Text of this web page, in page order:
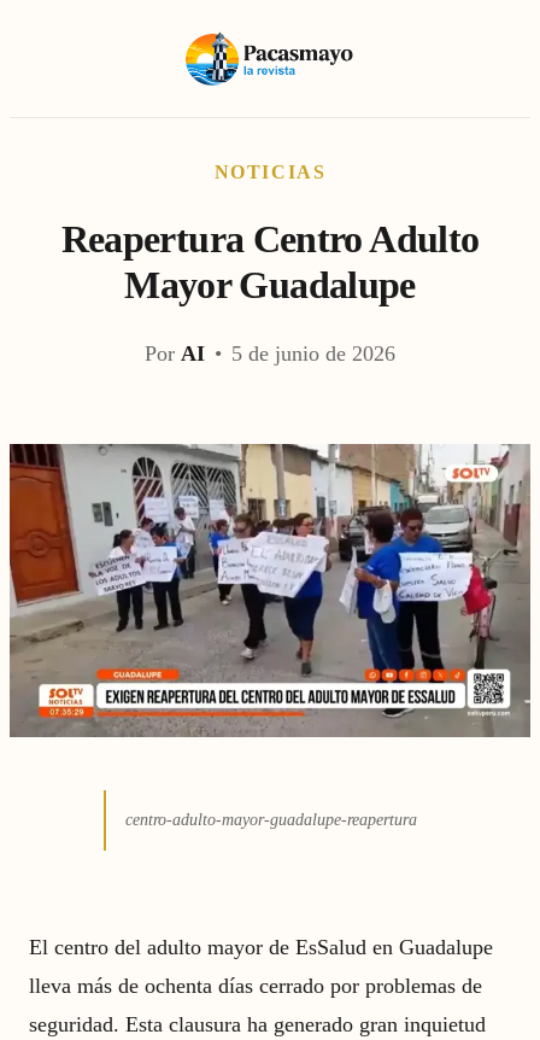
NOTICIAS
Reapertura Centro Adulto
Mayor Guadalupe
Por AI • 5 de junio de 2026
centro-adulto-mayor-guadalupe-reapertura
El centro del adulto mayor de EsSalud en Guadalupe
lleva más de ochenta días cerrado por problemas de
seguridad. Esta clausura ha generado gran inquietud